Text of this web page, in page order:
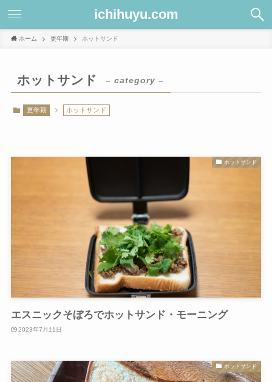
ichihuyu.com
ホーム 更年期 ホットサンド
ホットサンド – category –
更年期 ホットサンド
ホットサンド
エスニックそぼろでホットサンド・モーニング
2023年7月11日
ホットサンド